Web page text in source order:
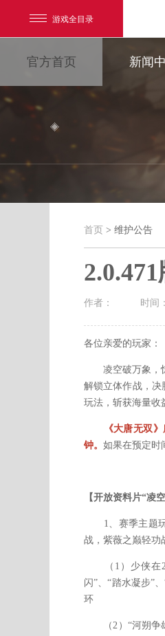
游戏全目录
官方首页 新闻
最新新闻 新
维护公
首页 > 维护公告
作者： 时间
各位亲爱的玩家：
凌空破万象，惊
解锁立体作战，决
玩法，斩获海量收
《大唐无双
钟。 如果在预定时
【开放资料片“凌
1、赛季主题
战，紫薇之巅轻功
（1）少侠在
闪”、“踏水凝步”
环
（2）“河朔争雄